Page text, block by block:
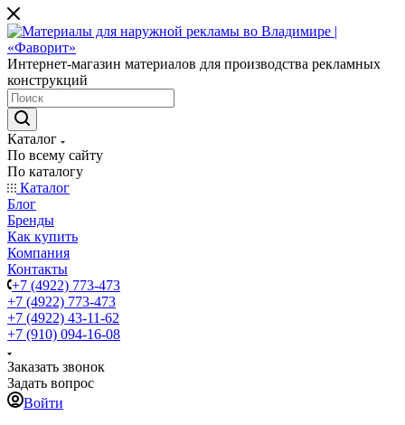
Интернет-магазин материалов для производства рекламных
конструкций
Каталог
По всему сайту
По каталогу
Каталог
Блог
Бренды
Как купить
Компания
Контакты
+7 (4922) 773-473
+7 (4922) 773-473
+7 (4922) 43-11-62
+7 (910) 094-16-08
Заказать звонок
Задать вопрос
Войти